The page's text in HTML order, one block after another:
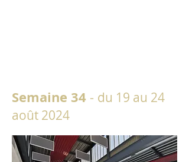
Semaine 34 - du 19 au 24
août 2024